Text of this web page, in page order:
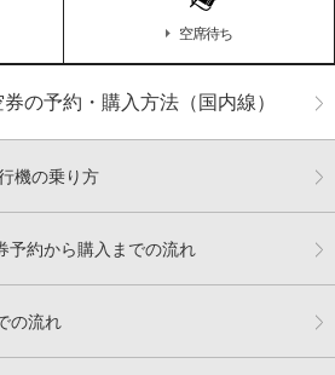
の予約・購入方法（国内線）
機の乗り方
予約から購入までの流れ
の流れ
空席待ち